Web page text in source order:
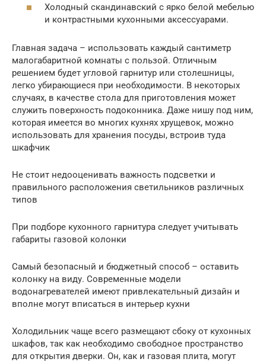
Холодный скандинавский с ярко белой мебелью
и контрастными кухонными аксессуарами.
Главная задача – использовать каждый сантиметр
малогабаритной комнаты с пользой. Отличным
решением будет угловой гарнитур или столешницы,
легко убирающиеся при необходимости. В некоторых
случаях, в качестве стола для приготовления может
служить поверхность подоконника. Даже нишу под ним,
которая имеется во многих кухнях хрущевок, можно
использовать для хранения посуды, встроив туда
шкафчик
Не стоит недооценивать важность подсветки и
правильного расположения светильников различных
типов
При подборе кухонного гарнитура следует учитывать
габариты газовой колонки
Самый безопасный и бюджетный способ – оставить
колонку на виду. Современные модели
водонагревателей имеют привлекательный дизайн и
вполне могут вписаться в интерьер кухни
Холодильник чаще всего размещают сбоку от кухонных
шкафов, так как необходимо свободное пространство
для открытия дверки. Он, как и газовая плита, могут